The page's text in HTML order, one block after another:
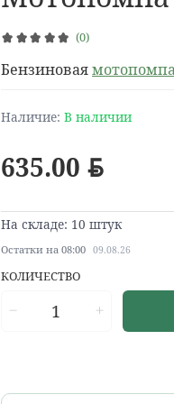
(0)
635.00 BYN
Наличие: В наличии
На складе: 10 штук
Остатки на 08:00 09.08.26
КОЛИЧЕСТВО
Бензиновая